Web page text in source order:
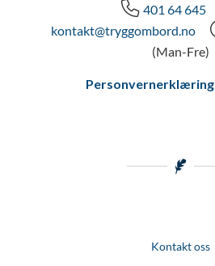
401 64 645
kontakt@tryggombord.no
(Man-Fre)
Personvernerklæring
Kontakt oss